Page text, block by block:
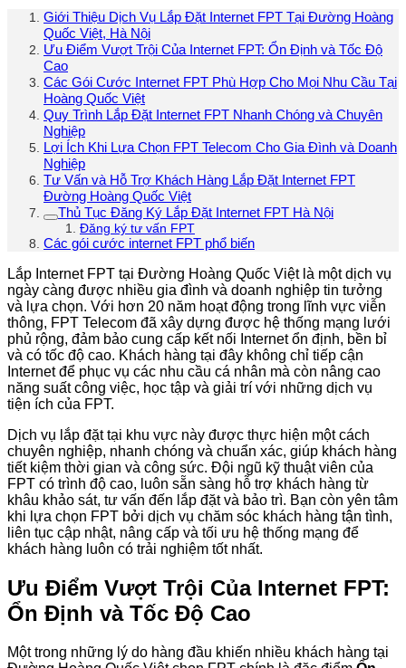
Giới Thiệu Dịch Vụ Lắp Đặt Internet FPT Tại Đường Hoàng
Quốc Việt, Hà Nội
Ưu Điểm Vượt Trội Của Internet FPT: Ổn Định và Tốc Độ
Cao
Các Gói Cước Internet FPT Phù Hợp Cho Mọi Nhu Cầu Tại
Hoàng Quốc Việt
Quy Trình Lắp Đặt Internet FPT Nhanh Chóng và Chuyên
Nghiệp
Lợi Ích Khi Lựa Chọn FPT Telecom Cho Gia Đình và Doanh
Nghiệp
Tư Vấn và Hỗ Trợ Khách Hàng Lắp Đặt Internet FPT
Đường Hoàng Quốc Việt
Thủ Tục Đăng Ký Lắp Đặt Internet FPT Hà Nội
Đăng ký tư vấn FPT
Các gói cước internet FPT phổ biến
Lắp Internet FPT tại Đường Hoàng Quốc Việt là một dịch vụ
ngày càng được nhiều gia đình và doanh nghiệp tin tưởng
và lựa chọn. Với hơn 20 năm hoạt động trong lĩnh vực viễn
thông, FPT Telecom đã xây dựng được hệ thống mạng lưới
phủ rộng, đảm bảo cung cấp kết nối Internet ổn định, bền bỉ
và có tốc độ cao. Khách hàng tại đây không chỉ tiếp cận
Internet để phục vụ các nhu cầu cá nhân mà còn nâng cao
năng suất công việc, học tập và giải trí với những dịch vụ
tiện ích của FPT.
Dịch vụ lắp đặt tại khu vực này được thực hiện một cách
chuyên nghiệp, nhanh chóng và chuẩn xác, giúp khách hàng
tiết kiệm thời gian và công sức. Đội ngũ kỹ thuật viên của
FPT có trình độ cao, luôn sẵn sàng hỗ trợ khách hàng từ
khâu khảo sát, tư vấn đến lắp đặt và bảo trì. Bạn còn yên tâm
khi lựa chọn FPT bởi dịch vụ chăm sóc khách hàng tận tình,
liên tục cập nhật, nâng cấp và tối ưu hệ thống mạng để
khách hàng luôn có trải nghiệm tốt nhất.
Ưu Điểm Vượt Trội Của Internet FPT:
Ổn Định và Tốc Độ Cao
Một trong những lý do hàng đầu khiến nhiều khách hàng tại